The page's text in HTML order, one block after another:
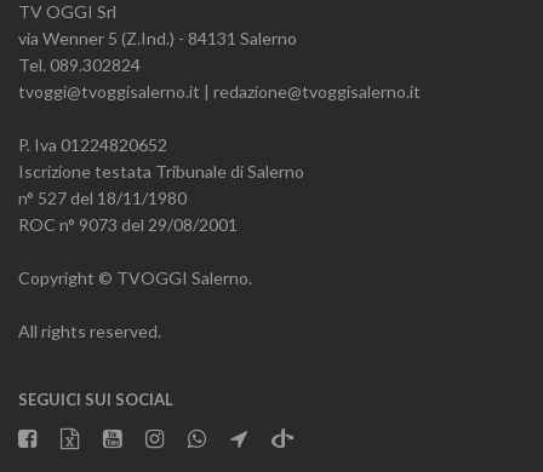
TV OGGI Srl
via Wenner 5 (Z.Ind.) - 84131 Salerno
Tel. 089.302824
tvoggi@tvoggisalerno.it | redazione@tvoggisalerno.it
P. Iva 01224820652
Iscrizione testata Tribunale di Salerno
n° 527 del 18/11/1980
ROC n° 9073 del 29/08/2001
Copyright © TVOGGI Salerno.
All rights reserved.
SEGUICI SUI SOCIAL